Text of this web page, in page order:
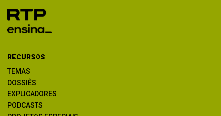
RECURSOS
TEMAS
DOSSIÊS
EXPLICADORES
PODCASTS